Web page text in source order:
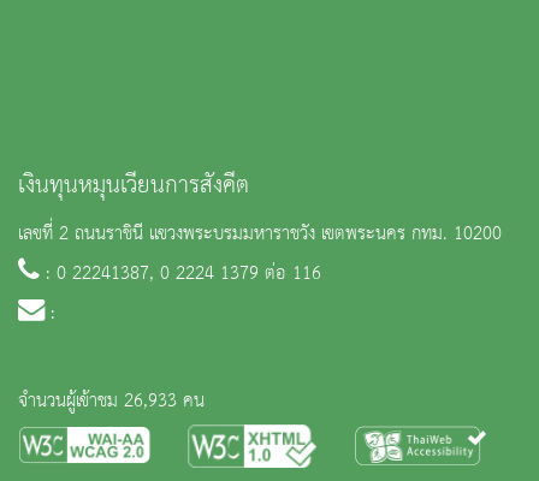
เงินทุนหมุนเวียนการสังคีต
เลขที่ 2 ถนนราชินี แขวงพระบรมมหาราชวัง เขตพระนคร กทม. 10200
: 0 22241387, 0 2224 1379 ต่อ 116
:
จำนวนผู้เข้าชม 26,933 คน